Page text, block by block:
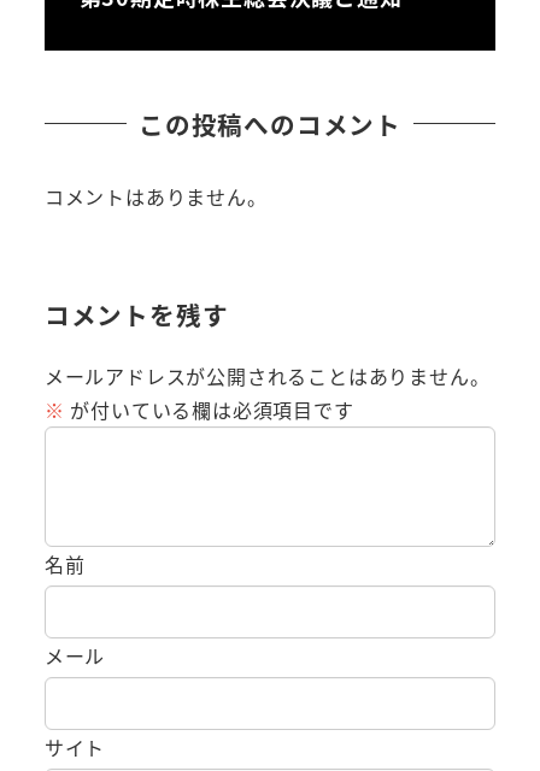
この投稿へのコメント
コメントはありません。
コメントを残す
メールアドレスが公開されることはありません。
※ が付いている欄は必須項目です
名前
メール
サイト